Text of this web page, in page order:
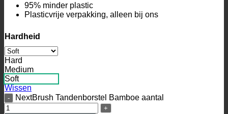
95% minder plastic
Plasticvrije verpakking, alleen bij ons
Hardheid
Hard
Medium
Soft
Wissen
NextBrush Tandenborstel Bamboe aantal